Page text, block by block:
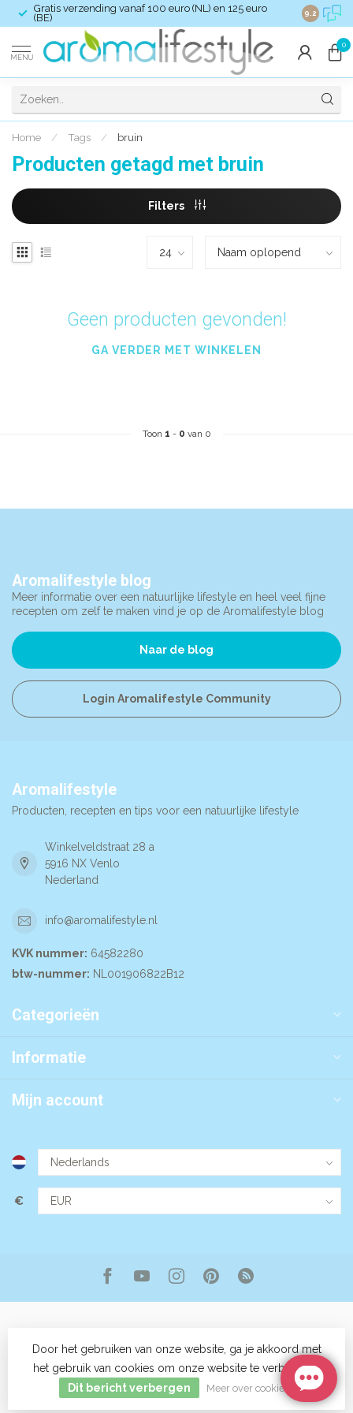
Gratis verzending vanaf 100 euro (NL) en 125 euro
(BE)
9.2
MENU
0
Home / Tags / bruin
Producten getagd met bruin
Filters
Geen producten gevonden!
GA VERDER MET WINKELEN
Toon 1 - 0 van 0
Aromalifestyle blog
Meer informatie over een natuurlijke lifestyle en heel veel fijne
recepten om zelf te maken vind je op de Aromalifestyle blog
Naar de blog
Login Aromalifestyle Community
Aromalifestyle
Producten, recepten en tips voor een natuurlijke lifestyle
Winkelveldstraat 28 a
5916 NX Venlo
Nederland
info@aromalifestyle.nl
KVK nummer: 64582280
btw-nummer: NL001906822B12
Categorieën
Informatie
Mijn account
€
© Copyright 2026 Aromalifestyle- Powered byLightspeed
Lightspeed designby Dyvelopment
Door het gebruiken van onze website, ga je akkoord met
het gebruik van cookies om onze website te verbeteren.
Dit bericht verbergen
Meer over cookies »